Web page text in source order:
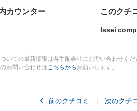
カウンター このクチ
Issei
いての最新情報は各手配会社にお問い合わせくだ
お問い合わせはこちらから お願いします。
前のクチコミ 次のクチ